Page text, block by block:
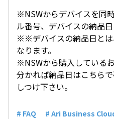
※NSWからデバイスを同
ル番号、デバイスの納品日
※※デバイスの納品日とは
なります。
※NSWから購入している
分かれば納品日はこちら
しつけ下さい。
# FAQ # Ari Business